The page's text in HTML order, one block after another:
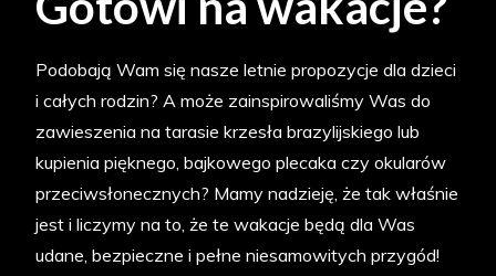
Podobają Wam się nasze letnie propozycje dla dzieci
i całych rodzin? A może zainspirowaliśmy Was do
zawieszenia na tarasie krzesła brazylijskiego lub
kupienia pięknego, bajkowego plecaka czy okularów
przeciwsłonecznych? Mamy nadzieję, że tak właśnie
jest i liczymy na to, że te wakacje będą dla Was
udane, bezpieczne i pełne niesamowitych przygód!